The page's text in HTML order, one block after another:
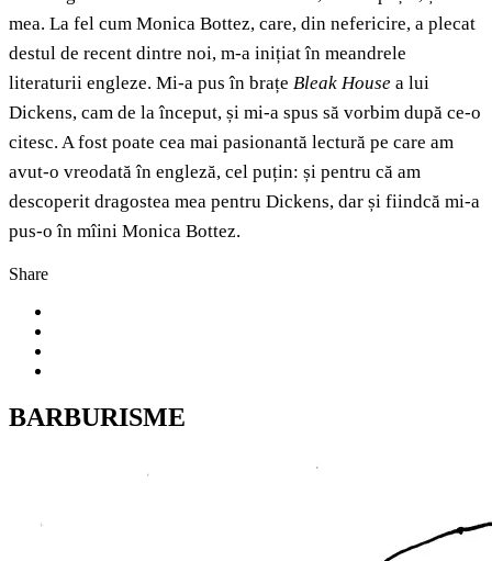
mea. La fel cum Monica Bottez, care, din nefericire, a plecat
destul de recent dintre noi, m-a inițiat în meandrele
literaturii engleze. Mi-a pus în brațe Bleak House a lui
Dickens, cam de la început, și mi-a spus să vorbim după ce-o
citesc. A fost poate cea mai pasionantă lectură pe care am
avut-o vreodată în engleză, cel puțin: și pentru că am
descoperit dragostea mea pentru Dickens, dar și fiindcă mi-a
pus-o în mîini Monica Bottez.
Share
BARBURISME